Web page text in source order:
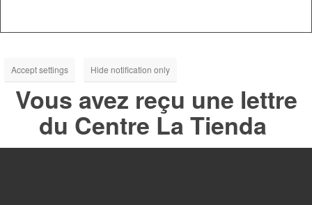
Accept settings Hide notification only
Vous avez reçu une lettre
du Centre La Tienda